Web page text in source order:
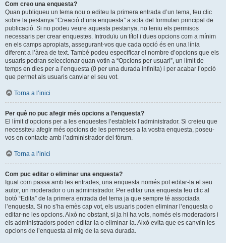
Com creo una enquesta?
Quan publiqueu un tema nou o editeu la primera entrada d’un tema, feu clic
sobre la pestanya “Creació d’una enquesta” a sota del formulari principal de
publicació. Si no podeu veure aquesta pestanya, no teniu els permisos
necessaris per crear enquestes. Introduïu un títol i dues opcions com a mínim
en els camps apropiats, assegurant-vos que cada opció és en una línia
diferent a l’àrea de text. També podeu especificar el nombre d’opcions que els
usuaris podran seleccionar quan votin a “Opcions per usuari”, un límit de
temps en dies per a l’enquesta (0 per una durada infinita) i per acabar l’opció
que permet als usuaris canviar el seu vot.
Torna a l’inici
Per què no puc afegir més opcions a l’enquesta?
El límit d’opcions per a les enquestes l’estableix l’administrador. Si creieu que
necessiteu afegir més opcions de les permeses a la vostra enquesta, poseu-
vos en contacte amb l’administrador del fòrum.
Torna a l’inici
Com puc editar o eliminar una enquesta?
Igual com passa amb les entrades, una enquesta només pot editar-la el seu
autor, un moderador o un administrador. Per editar una enquesta feu clic al
botó “Edita” de la primera entrada del tema ja que sempre té associada
l’enquesta. Si no s’ha emès cap vot, els usuaris poden eliminar l’enquesta o
editar-ne les opcions. Això no obstant, si ja hi ha vots, només els moderadors i
els administradors poden editar-la o eliminar-la. Això evita que es canvïin les
opcions de l’enquesta al mig de la seva durada.